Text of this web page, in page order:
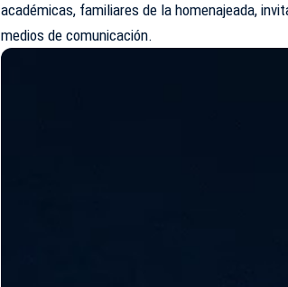
académicas, familiares de la homenajeada,
medios de comunicación.